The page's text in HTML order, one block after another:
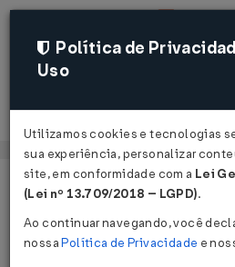
Página Inicial Legislações
Ajuste SINIEF Nº 2
Política de
Uso
Utilizamos cookies e tecnologias
sua experiência, personalizar
site, em conformidade com a Lei
(Lei nº 13.709/2018 – LGPD).
Ao continuar navegando, você
nossaPolítica de Privacidade e